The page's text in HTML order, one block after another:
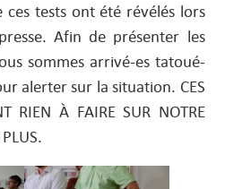
ces tests ont été révélés lors
Afin de présenter les
sommes arrivé-es tatoué-
alerter sur la situation. CES
RIEN À FAIRE SUR NOTRE